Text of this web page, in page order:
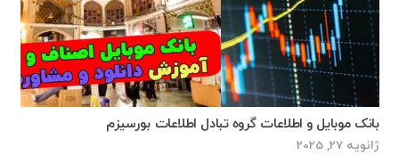
بانک موبایل و اطلاعات گروه تبادل اطلاعات بورسیزم
ژانویه 27, 2025